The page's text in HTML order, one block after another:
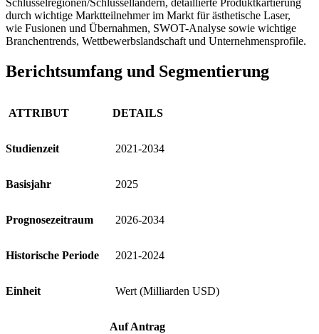
Schlüsselregionen/Schlüsselländern, detaillierte Produktkartierung
durch wichtige Marktteilnehmer im Markt für ästhetische Laser,
wie Fusionen und Übernahmen, SWOT-Analyse sowie wichtige
Branchentrends, Wettbewerbslandschaft und Unternehmensprofile.
Berichtsumfang und Segmentierung
ATTRIBUT DETAILS
Studienzeit 2021-2034
Basisjahr 2025
Prognosezeitraum 2026-2034
Historische Periode 2021-2024
Einheit Wert (Milliarden USD)
Auf Antrag